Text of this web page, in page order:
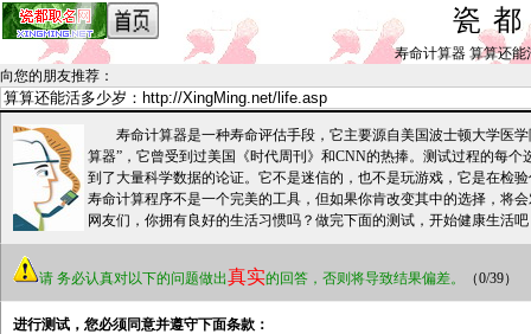
瓷
寿命计算器 算算还能
向您的朋友推荐 ：
寿命计算器是一种寿命评估手段，它主要源自美国波士顿大学医学
算器”，它曾受到过美国《时代周刊》和CNN的热捧。测试过程的每个
到了大量科学数据的论证。它不是迷信的，也不是玩游戏，它是在检
寿命计算程序不是一个完美的工具，但如果你肯改变其中的选择，将
网友们，你拥有良好的生活习惯吗？做完下面的测试，开始健康生活
请 务必认真对以下的问题做出真实的回答，否则将导致结果偏差。 （0/39）
进行测试，您必须同意并遵守下面条款：